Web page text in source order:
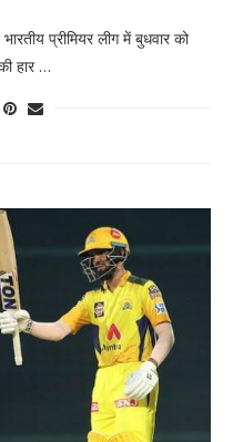
प्रीमियर लीग में बुधवार को
हार …